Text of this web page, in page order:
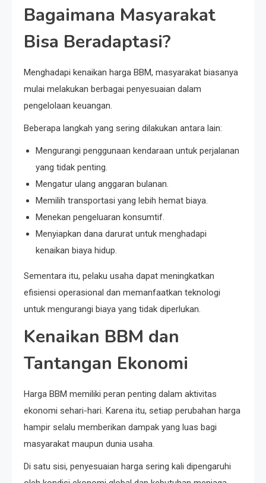
Bagaimana Masyarakat
Bisa Beradaptasi?
Menghadapi kenaikan harga BBM, masyarakat biasanya
mulai melakukan berbagai penyesuaian dalam
pengelolaan keuangan.
Beberapa langkah yang sering dilakukan antara lain:
Mengurangi penggunaan kendaraan untuk perjalanan
yang tidak penting.
Mengatur ulang anggaran bulanan.
Memilih transportasi yang lebih hemat biaya.
Menekan pengeluaran konsumtif.
Menyiapkan dana darurat untuk menghadapi
kenaikan biaya hidup.
Sementara itu, pelaku usaha dapat meningkatkan
efisiensi operasional dan memanfaatkan teknologi
untuk mengurangi biaya yang tidak diperlukan.
Kenaikan BBM dan
Tantangan Ekonomi
Harga BBM memiliki peran penting dalam aktivitas
ekonomi sehari-hari. Karena itu, setiap perubahan harga
hampir selalu memberikan dampak yang luas bagi
masyarakat maupun dunia usaha.
Di satu sisi, penyesuaian harga sering kali dipengaruhi